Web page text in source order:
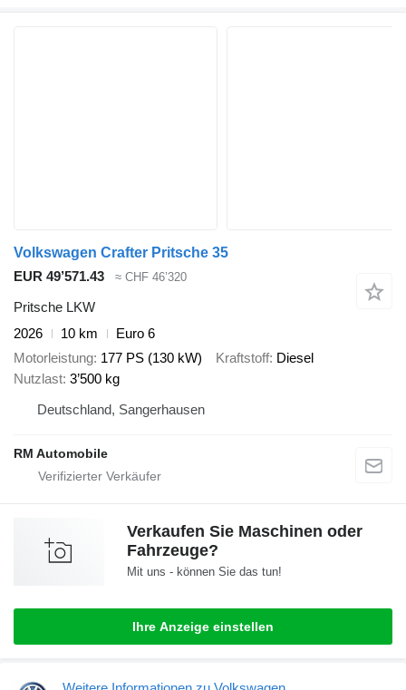
Volkswagen Crafter Pritsche 35
EUR 49’571.43
≈ CHF 46’320
Pritsche LKW
2026
10 km
Euro 6
Motorleistung 177 PS (130 kW) Kraftstoff Diesel
Nutzlast 3’500 kg
Deutschland, Sangerhausen
RM Automobile
Verkaufen Sie Maschinen oder
Fahrzeuge?
Mit uns - können Sie das tun!
Ihre Anzeige einstellen